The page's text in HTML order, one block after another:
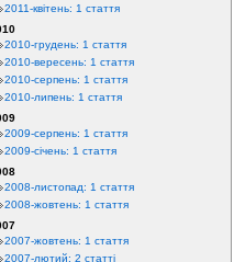
2011-квітень: 1 стаття
2010-грудень: 1 стаття
2010-вересень: 1 стаття
2010-серпень: 1 стаття
2010-липень: 1 стаття
2009-серпень: 1 стаття
2009-січень: 1 стаття
2008-листопад: 1 стаття
2008-жовтень: 1 стаття
2007-жовтень: 1 стаття
2007-лютий: 2 статті